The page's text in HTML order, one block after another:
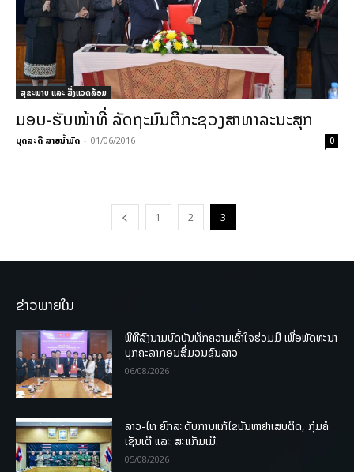
ສຸຂະພາບ ແລະ ສີ່ງແວດລ້ອມ
ມອບ-ຮັບໜ້າທີ່ ລັດຖະມົນຕີກະຊວງສາທາລະນະສຸກ
ບຸດສະດີ ສາຍນ້ຳມັດ - 01/06/2016 0
1 2 3
ຂ່າວພາຍໃນ
ພິທີລົງນາມບົດບັນທຶກຄວາມເຂົ້າໃຈຮ່ວມມື ເພື່ອພັດທະນາ
ບຸກຄະລາກອນສື່ມວນຊົນລາວ
06/08/2026
ລາວ-ໄທ ຍົກລະດັບການແກ້ໄຂບັນຫາຢາເສບຕິດ, ກຸ່ມຄໍ
ເຊັນເຕີ ແລະ ສະແກັມເມີ.
05/08/2026